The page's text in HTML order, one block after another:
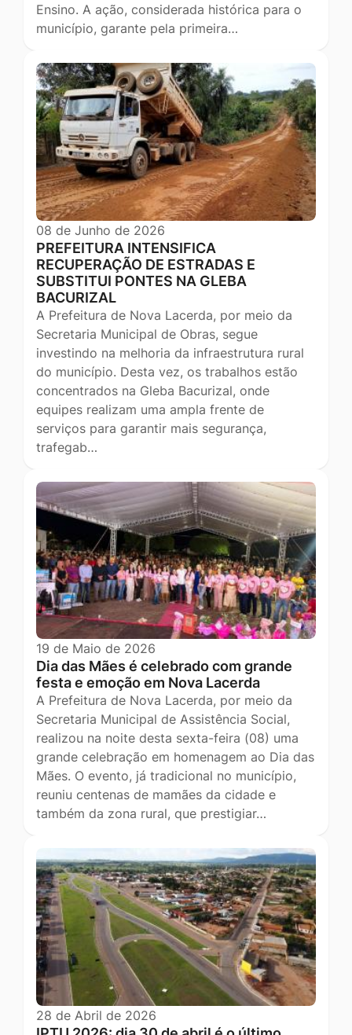
Ensino. A ação, considerada histórica para o
município, garante pela primeira…
08 de Junho de 2026
PREFEITURA INTENSIFICA
RECUPERAÇÃO DE ESTRADAS E
SUBSTITUI PONTES NA GLEBA
BACURIZAL
A Prefeitura de Nova Lacerda, por meio da
Secretaria Municipal de Obras, segue
investindo na melhoria da infraestrutura rural
do município. Desta vez, os trabalhos estão
concentrados na Gleba Bacurizal, onde
equipes realizam uma ampla frente de
serviços para garantir mais segurança,
trafegab…
19 de Maio de 2026
Dia das Mães é celebrado com grande
festa e emoção em Nova Lacerda
A Prefeitura de Nova Lacerda, por meio da
Secretaria Municipal de Assistência Social,
realizou na noite desta sexta-feira (08) uma
grande celebração em homenagem ao Dia das
Mães. O evento, já tradicional no município,
reuniu centenas de mamães da cidade e
também da zona rural, que prestigiar…
28 de Abril de 2026